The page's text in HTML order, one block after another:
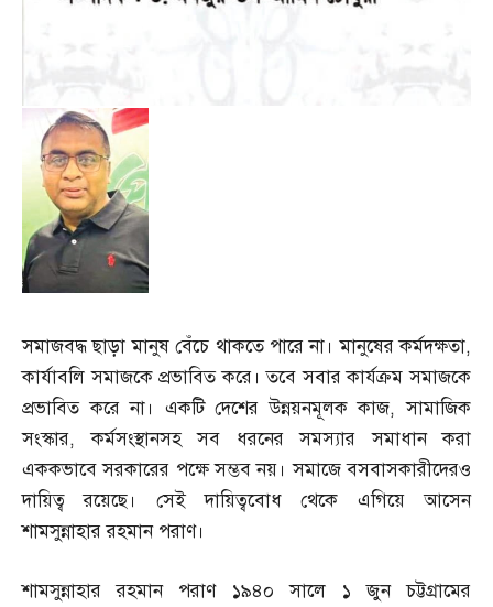
সমাজবদ্ধ ছাড়া মানুষ বেঁচে থাকতে পারে না। মানুষের কর্মদক্ষতা,
কার্যাবলি সমাজকে প্রভাবিত করে। তবে সবার কার্যক্রম সমাজকে
প্রভাবিত করে না। একটি দেশের উন্নয়নমূলক কাজ,সামাজিক
সংস্কার,কর্মসংস্থানসহ সব ধরনের সমস্যার সমাধান করা
এককভাবে সরকারের পক্ষে সম্ভব নয়। সমাজে বসবাসকারীদেরও
দায়িত্ব রয়েছে। সেই দায়িত্ববোধ থেকে এগিয়ে আসেন
শামসুন্নাহার রহমান পরাণ।
শামসুন্নাহার রহমান পরাণ ১৯৪০ সালে ১ জুন চট্টগ্রামের